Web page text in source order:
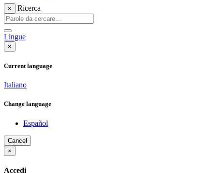
× Ricerca
Lingue
×
Current language
Italiano
Change language
Español
Cancel
×
Accedi